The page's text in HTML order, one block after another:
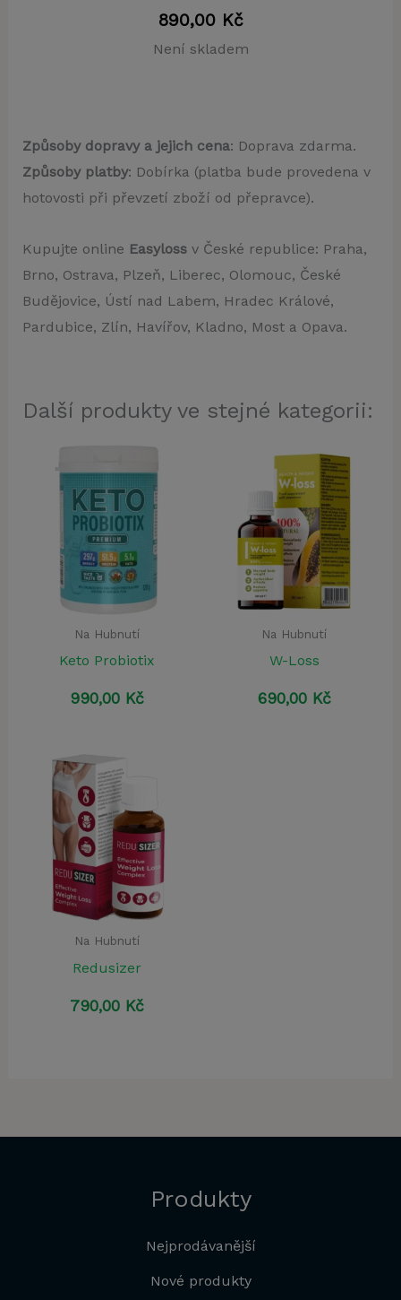
890,00 Kč
Není skladem
Způsoby dopravy a jejich cena: Doprava zdarma.
Způsoby platby: Dobírka (platba bude provedena v
hotovosti při převzetí zboží od přepravce).
Kupujte online Easylossv České republice: Praha,
Brno, Ostrava, Plzeň, Liberec, Olomouc, České
Budějovice, Ústí nad Labem, Hradec Králové,
Pardubice, Zlín, Havířov, Kladno, Most a Opava.
Další produkty ve stejné kategorii:
Na Hubnutí
Keto Probiotix
990,00 Kč
Na Hubnutí
W-Loss
690,00 Kč
Na Hubnutí
Redusizer
790,00 Kč
Produkty
Nejprodávanější
Nové produkty